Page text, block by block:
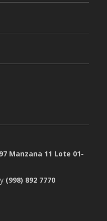
Manzana 11 Lote 01-
y (998) 892 7770